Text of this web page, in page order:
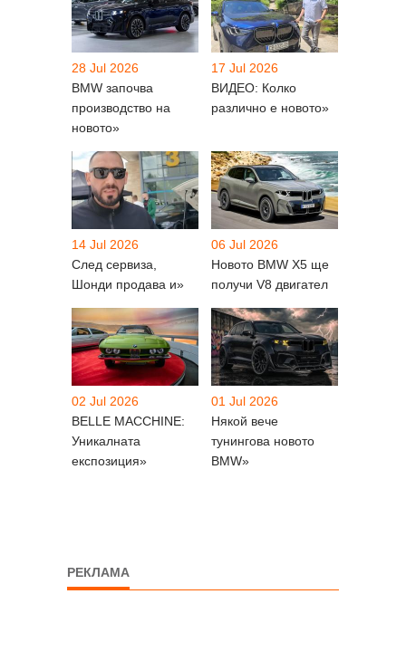
28 Jul 2026
BMW започва
производство на
новото»
17 Jul 2026
ВИДЕО: Колко
различно е новото»
14 Jul 2026
След сервиза,
Шонди продава и»
06 Jul 2026
Новото BMW X5 ще
получи V8 двигател
02 Jul 2026
BELLE MACCHINE:
Уникалната
експозиция»
01 Jul 2026
Някой вече
тунингова новото
BMW»
РЕКЛАМА